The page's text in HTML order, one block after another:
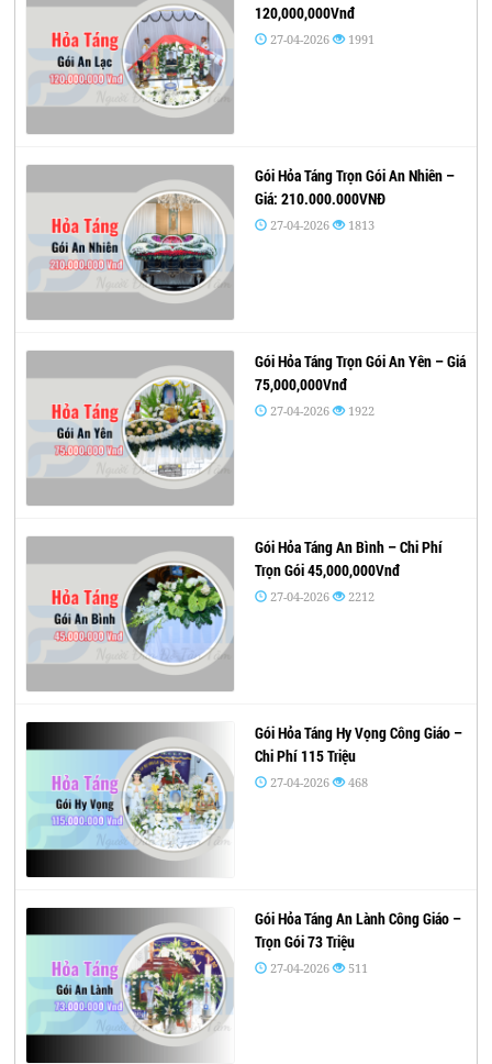
120,000,000Vnđ
27-04-2026 1991
Gói Hỏa Táng Trọn Gói An Nhiên –
Giá: 210.000.000VNĐ
27-04-2026 1813
Gói Hỏa Táng Trọn Gói An Yên – Giá
75,000,000Vnđ
27-04-2026 1922
Gói Hỏa Táng An Bình – Chi Phí
Trọn Gói 45,000,000Vnđ
27-04-2026 2212
Gói Hỏa Táng Hy Vọng Công Giáo –
Chi Phí 115 Triệu
27-04-2026 468
Gói Hỏa Táng An Lành Công Giáo –
Trọn Gói 73 Triệu
27-04-2026 511